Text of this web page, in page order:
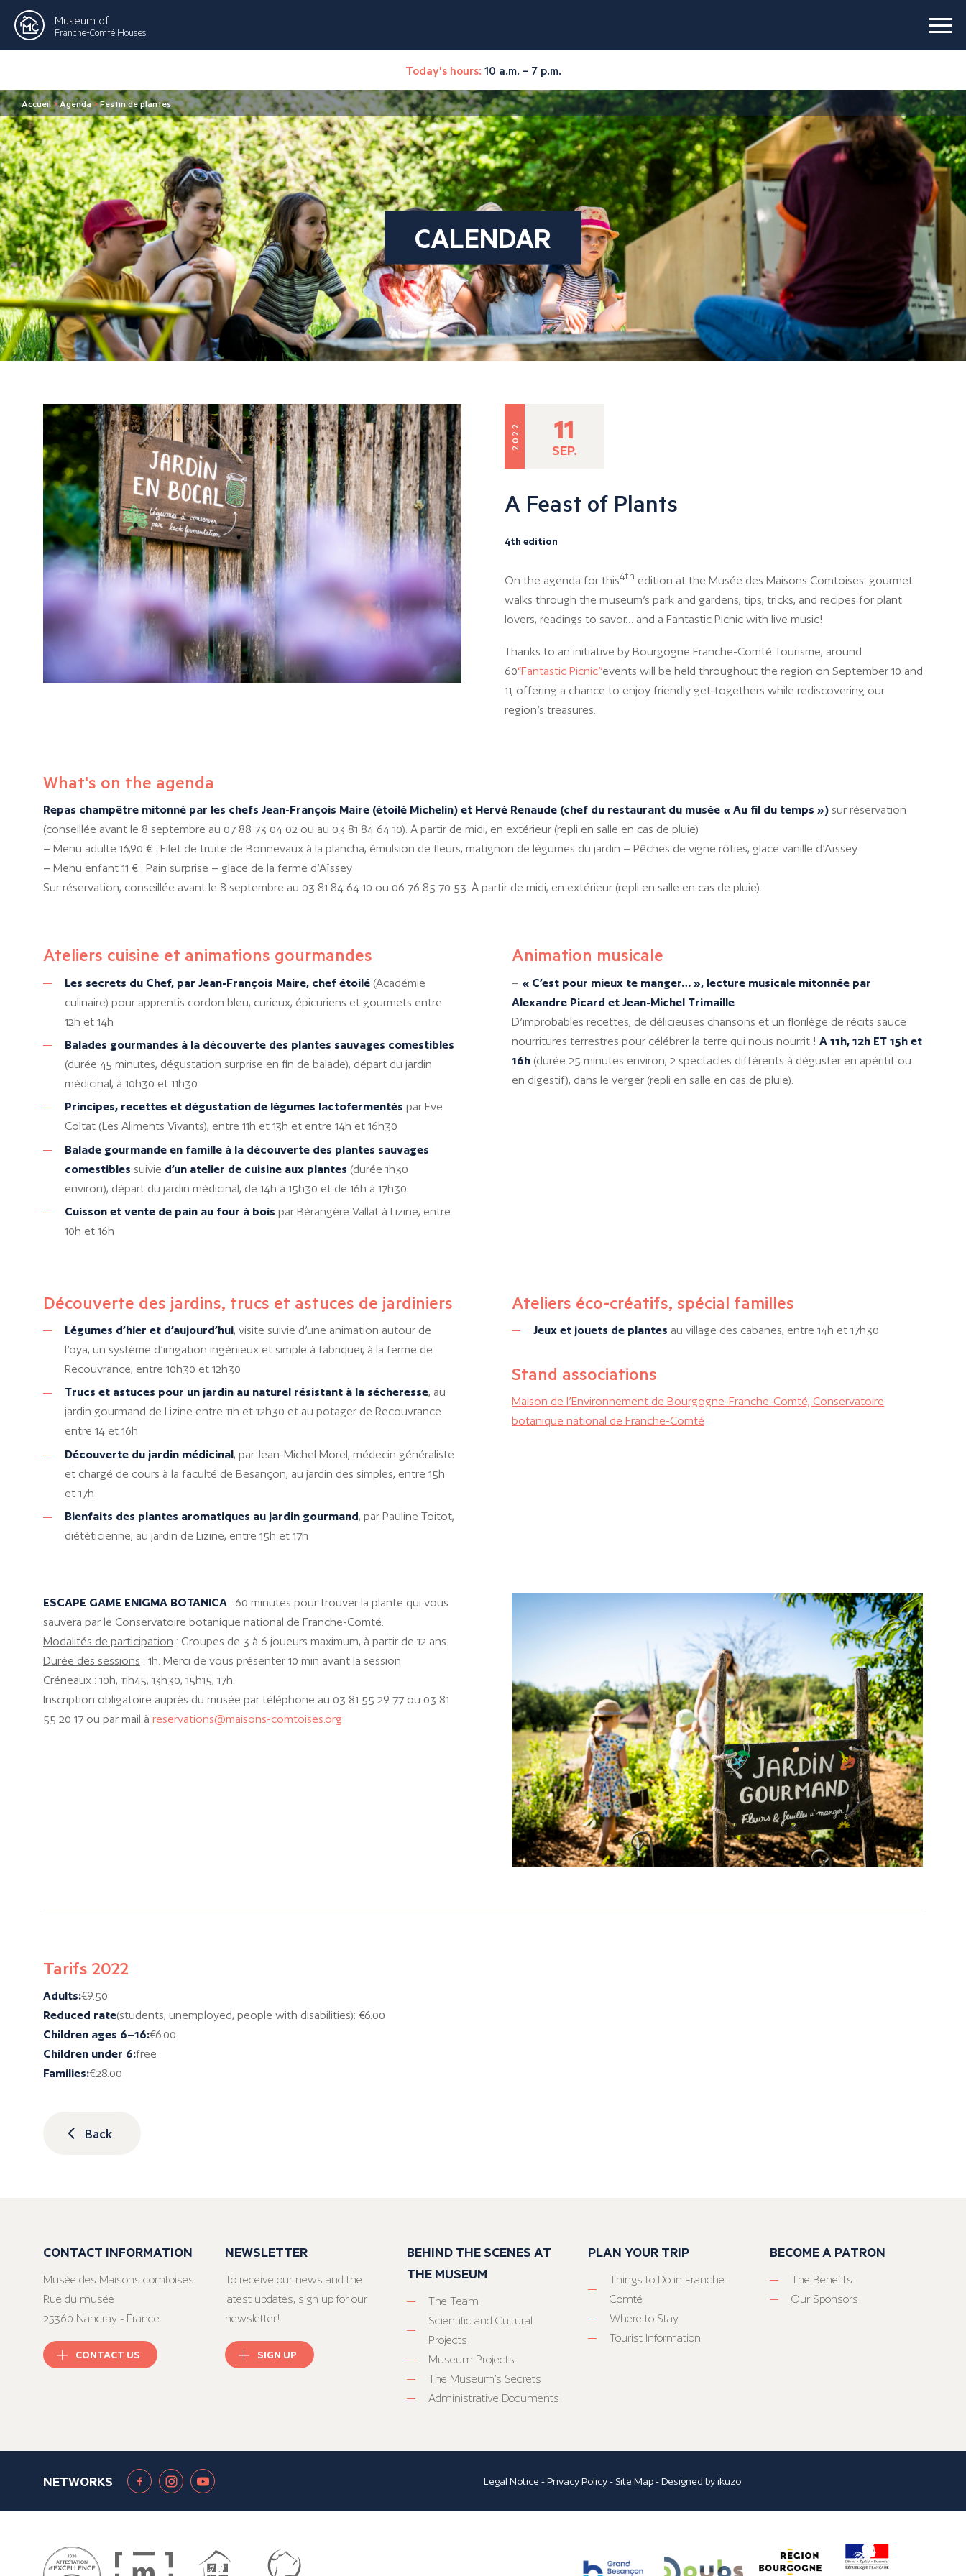
Museum of
Franche-Comté Houses
Today's hours: 10 a.m. – 7 p.m.
Accueil>Agenda>Festin de plantes
CALENDAR
2022 11
SEP.
A Feast of Plants
4th edition
On the agenda for this4th edition at the Musée des Maisons Comtoises: gourmet
walks through the museum’s park and gardens, tips, tricks, and recipes for plant
lovers, readings to savor… and a Fantastic Picnic with live music!
Thanks to an initiative by Bourgogne Franche-Comté Tourisme, around
60“Fantastic Picnic”events will be held throughout the region on September 10 and
11, offering a chance to enjoy friendly get-togethers while rediscovering our
region’s treasures.
What's on the agenda
Repas champêtre mitonné par les chefs Jean-François Maire (étoilé Michelin) et Hervé Renaude (chef du restaurant du musée « Au fil du temps ») sur réservation
(conseillée avant le 8 septembre au 07 88 73 04 02 ou au 03 81 84 64 10). À partir de midi, en extérieur (repli en salle en cas de pluie)
– Menu adulte 16,90 € : Filet de truite de Bonnevaux à la plancha, émulsion de fleurs, matignon de légumes du jardin – Pêches de vigne rôties, glace vanille d’Aïssey
– Menu enfant 11 € : Pain surprise – glace de la ferme d’Aïssey
Sur réservation, conseillée avant le 8 septembre au 03 81 84 64 10 ou 06 76 85 70 53. À partir de midi, en extérieur (repli en salle en cas de pluie).
Ateliers cuisine et animations gourmandes
Les secrets du Chef, par Jean-François Maire, chef étoilé (Académie
culinaire) pour apprentis cordon bleu, curieux, épicuriens et gourmets entre
12h et 14h
Balades gourmandes à la découverte des plantes sauvages comestibles
(durée 45 minutes, dégustation surprise en fin de balade), départ du jardin
médicinal, à 10h30 et 11h30
Principes, recettes et dégustation de légumes lactofermentés par Eve
Coltat (Les Aliments Vivants), entre 11h et 13h et entre 14h et 16h30
Balade gourmande en famille à la découverte des plantes sauvages
comestibles suivie d’un atelier de cuisine aux plantes (durée 1h30
environ), départ du jardin médicinal, de 14h à 15h30 et de 16h à 17h30
Cuisson et vente de pain au four à bois par Bérangère Vallat à Lizine, entre
10h et 16h
Animation musicale
– « C’est pour mieux te manger… », lecture musicale mitonnée par
Alexandre Picard et Jean-Michel Trimaille
D’improbables recettes, de délicieuses chansons et un florilège de récits sauce
nourritures terrestres pour célébrer la terre qui nous nourrit ! A 11h, 12h ET 15h et
16h (durée 25 minutes environ, 2 spectacles différents à déguster en apéritif ou
en digestif), dans le verger (repli en salle en cas de pluie).
Découverte des jardins, trucs et astuces de jardiniers
Légumes d’hier et d’aujourd’hui, visite suivie d’une animation autour de
l’oya, un système d’irrigation ingénieux et simple à fabriquer, à la ferme de
Recouvrance, entre 10h30 et 12h30
Trucs et astuces pour un jardin au naturel résistant à la sécheresse, au
jardin gourmand de Lizine entre 11h et 12h30 et au potager de Recouvrance
entre 14 et 16h
Découverte du jardin médicinal, par Jean-Michel Morel, médecin généraliste
et chargé de cours à la faculté de Besançon, au jardin des simples, entre 15h
et 17h
Bienfaits des plantes aromatiques au jardin gourmand, par Pauline Toitot,
diététicienne, au jardin de Lizine, entre 15h et 17h
Ateliers éco-créatifs, spécial familles
Jeux et jouets de plantes au village des cabanes, entre 14h et 17h30
Stand associations
Maison de l’Environnement de Bourgogne-Franche-Comté, Conservatoire
botanique national de Franche-Comté
ESCAPE GAME ENIGMA BOTANICA : 60 minutes pour trouver la plante qui vous
sauvera par le Conservatoire botanique national de Franche-Comté.
Modalités de participation : Groupes de 3 à 6 joueurs maximum, à partir de 12 ans.
Durée des sessions : 1h. Merci de vous présenter 10 min avant la session.
Créneaux : 10h, 11h45, 13h30, 15h15, 17h.
Inscription obligatoire auprès du musée par téléphone au 03 81 55 29 77 ou 03 81
55 20 17 ou par mail à reservations@maisons-comtoises.org
Tarifs 2022
Adults:€9.50
Reduced rate(students, unemployed, people with disabilities): €6.00
Children ages 6–16:€6.00
Children under 6:free
Families:€28.00
Back
CONTACT INFORMATION
Musée des Maisons comtoises
Rue du musée
25360 Nancray - France
CONTACT US
NEWSLETTER
To receive our news and the
latest updates, sign up for our
newsletter!
SIGN UP
BEHIND THE SCENES AT
THE MUSEUM
The Team
Scientific and Cultural
Projects
Museum Projects
The Museum’s Secrets
Administrative Documents
PLAN YOUR TRIP
Things to Do in Franche-
Comté
Where to Stay
Tourist Information
BECOME A PATRON
The Benefits
Our Sponsors
NETWORKS Legal Notice -Privacy Policy- Site Map- Designed byikuzo